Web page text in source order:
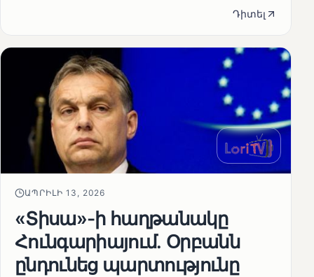
Դիտել
ԱՊՐԻԼԻ 13, 2026
«Տիսա»-ի հաղթանակը
Հունգարիայում․ Օրբանն
ընդունեց պարտությունը